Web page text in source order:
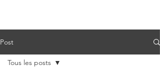
Post
Tous les posts